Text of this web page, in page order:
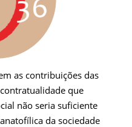
as contribuições das
que
não seria suficiente
da sociedade